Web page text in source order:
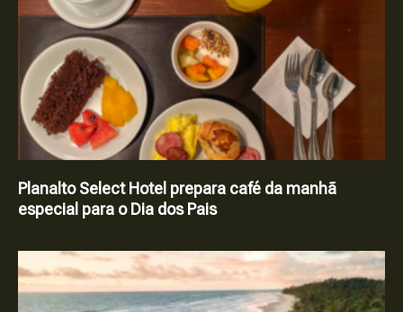
Planalto Select Hotel prepara café da manhã
especial para o Dia dos Pais